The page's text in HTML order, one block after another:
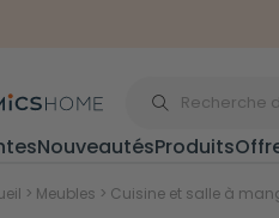
NouveautésProduits
Pour
> Meubles > Cuisine et salle à